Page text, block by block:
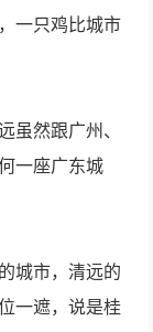
一只鸡比城市
虽然跟广州、
一座广东城
城市，清远的
一遮，说是桂